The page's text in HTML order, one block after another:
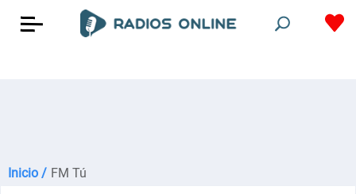
Inicio / FM Tú